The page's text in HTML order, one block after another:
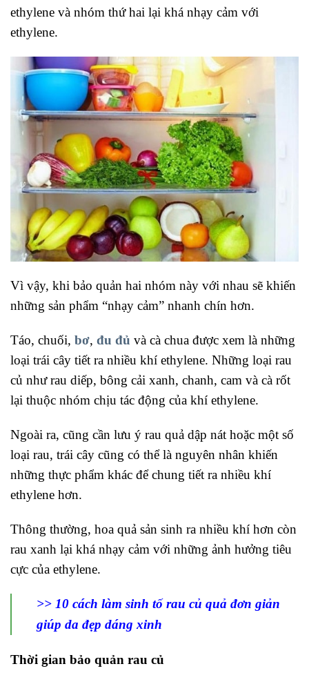
ethylene và nhóm thứ hai lại khá nhạy cảm với
ethylene.
Vì vậy, khi bảo quản hai nhóm này với nhau sẽ khiến
những sản phẩm “nhạy cảm” nhanh chín hơn.
Táo, chuối, bơ, đu đủ và cà chua được xem là những
loại trái cây tiết ra nhiều khí ethylene. Những loại rau
củ như rau diếp, bông cải xanh, chanh, cam và cà rốt
lại thuộc nhóm chịu tác động của khí ethylene.
Ngoài ra, cũng cần lưu ý rau quả dập nát hoặc một số
loại rau, trái cây cũng có thể là nguyên nhân khiến
những thực phẩm khác để chung tiết ra nhiều khí
ethylene hơn.
Thông thường, hoa quả sản sinh ra nhiều khí hơn còn
rau xanh lại khá nhạy cảm với những ảnh hưởng tiêu
cực của ethylene.
>> 10 cách làm sinh tố rau củ quả đơn giản
giúp da đẹp dáng xinh
Thời gian bảo quản rau củ